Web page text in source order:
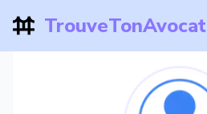
TrouveTonAvocat